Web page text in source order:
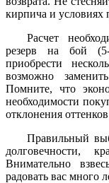
кирпича и условиях
Расчет
резерв на бой
приобрести
возможно
Помните, что
необходимости
отклонения
Правильный
долговечности,
Внимательно
радовать вас много